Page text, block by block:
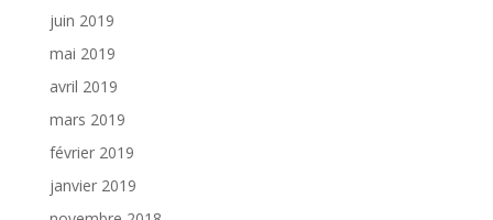
juin 2019
mai 2019
avril 2019
mars 2019
février 2019
janvier 2019